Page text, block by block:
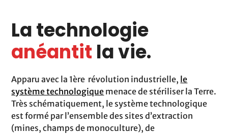
La technologie
anéantit la vie.
Apparu avec la 1ère révolution industrielle, le
système technologique menace de stériliser la Terre.
Très schématiquement, le système technologique
est formé par l’ensemble des sites d’extraction
(mines, champs de monoculture), de